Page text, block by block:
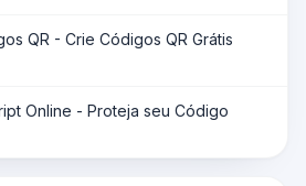
QR - Crie Códigos QR Grátis
Online - Proteja seu Código